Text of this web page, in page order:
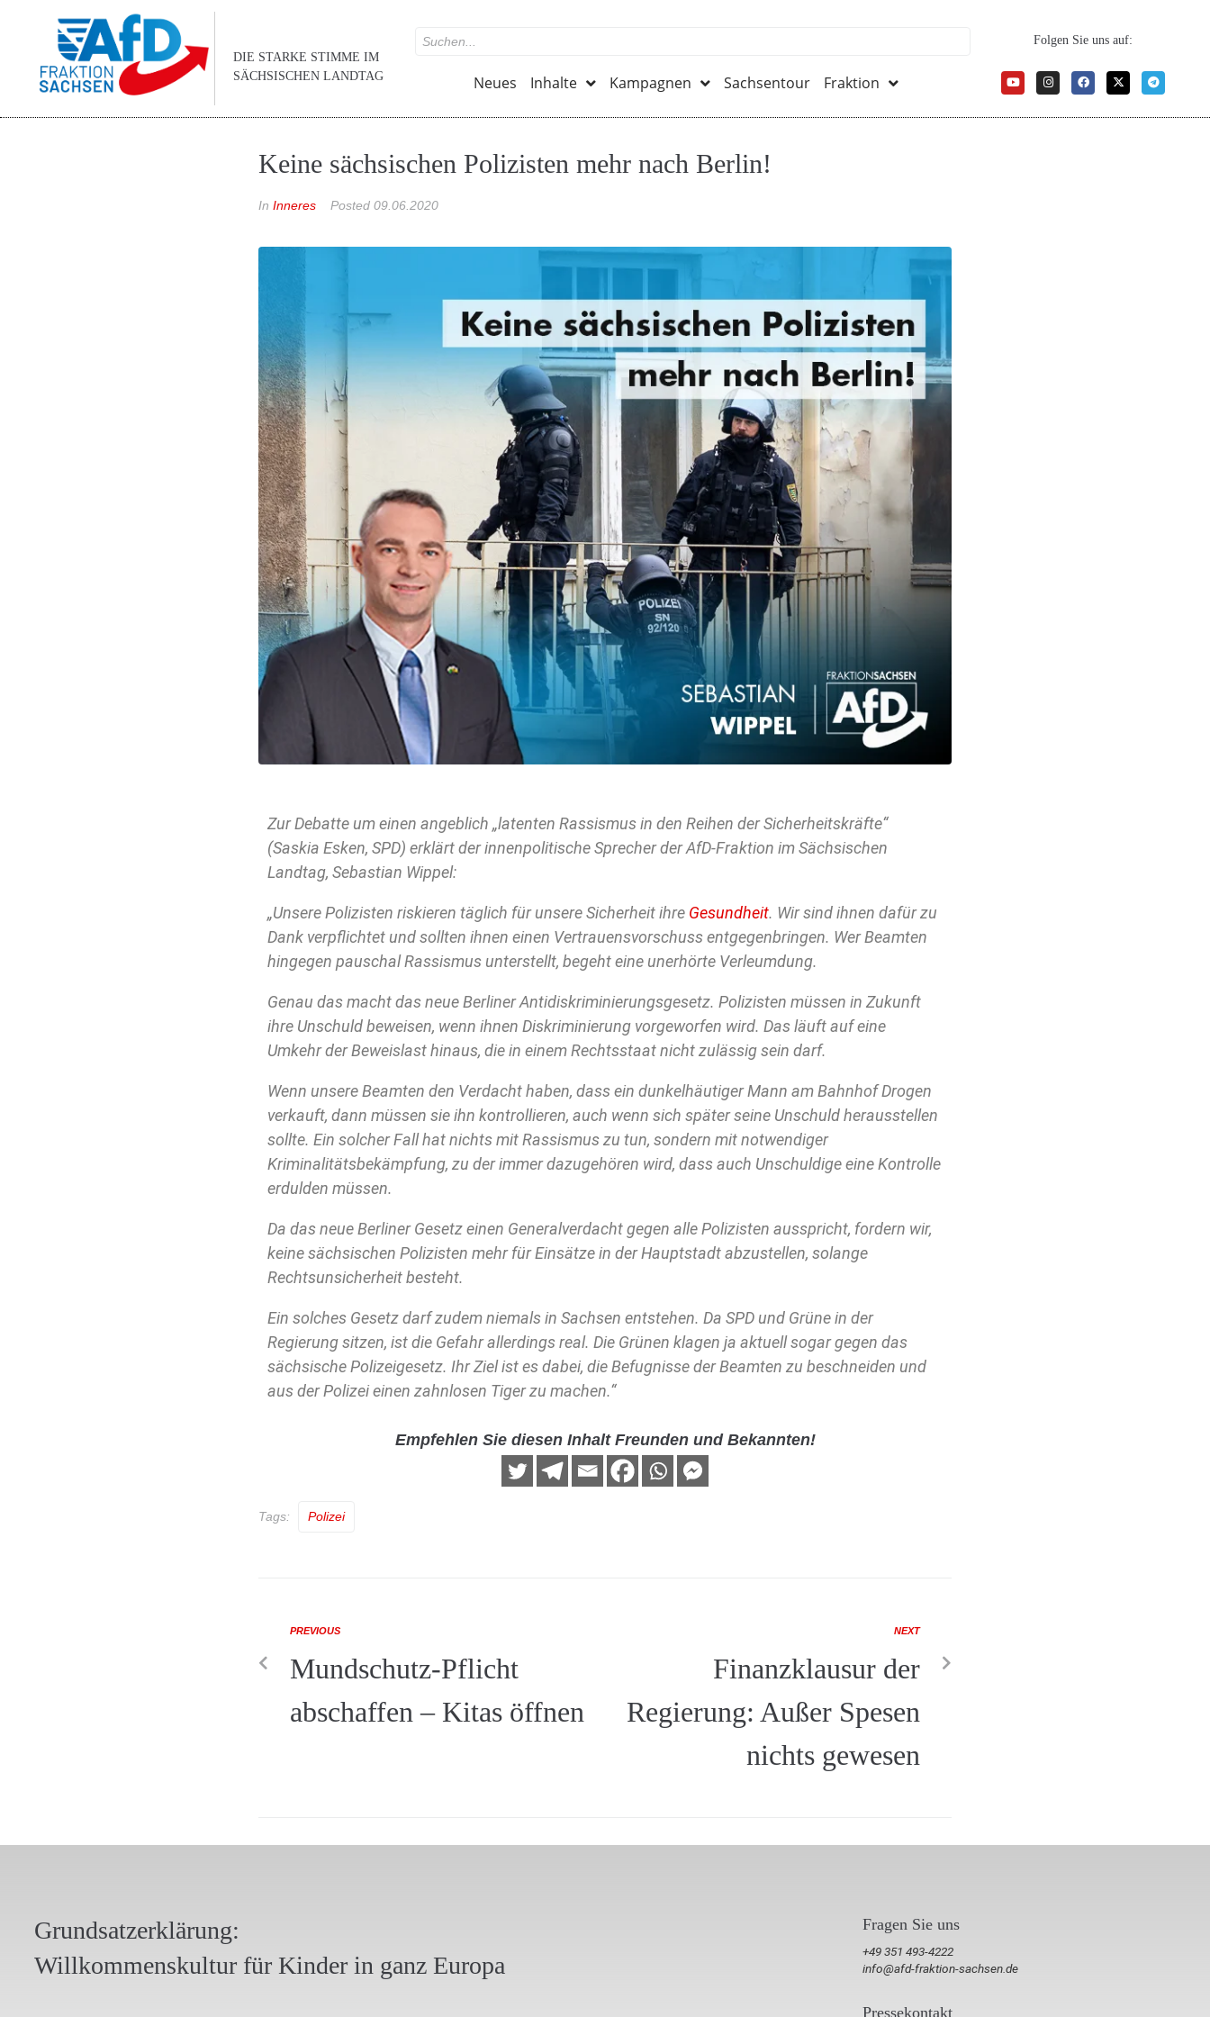
DIE STARKE STIMME IM
SÄCHSISCHEN LANDTAG
Neues Inhalte Kampagnen Sachsentour Fraktion
Folgen Sie uns auf:
Keine sächsischen Polizisten mehr nach Berlin!
In Inneres Posted 09.06.2020
Zur Debatte um einen angeblich „latenten Rassismus in den Reihen der Sicherheitskräfte“
(Saskia Esken, SPD) erklärt der innenpolitische Sprecher der AfD-Fraktion im Sächsischen
Landtag, Sebastian Wippel:
„Unsere Polizisten riskieren täglich für unsere Sicherheit ihre Gesundheit. Wir sind ihnen dafür zu
Dank verpflichtet und sollten ihnen einen Vertrauensvorschuss entgegenbringen. Wer Beamten
hingegen pauschal Rassismus unterstellt, begeht eine unerhörte Verleumdung.
Genau das macht das neue Berliner Antidiskriminierungsgesetz. Polizisten müssen in Zukunft
ihre Unschuld beweisen, wenn ihnen Diskriminierung vorgeworfen wird. Das läuft auf eine
Umkehr der Beweislast hinaus, die in einem Rechtsstaat nicht zulässig sein darf.
Wenn unsere Beamten den Verdacht haben, dass ein dunkelhäutiger Mann am Bahnhof Drogen
verkauft, dann müssen sie ihn kontrollieren, auch wenn sich später seine Unschuld herausstellen
sollte. Ein solcher Fall hat nichts mit Rassismus zu tun, sondern mit notwendiger
Kriminalitätsbekämpfung, zu der immer dazugehören wird, dass auch Unschuldige eine Kontrolle
erdulden müssen.
Da das neue Berliner Gesetz einen Generalverdacht gegen alle Polizisten ausspricht, fordern wir,
keine sächsischen Polizisten mehr für Einsätze in der Hauptstadt abzustellen, solange
Rechtsunsicherheit besteht.
Ein solches Gesetz darf zudem niemals in Sachsen entstehen. Da SPD und Grüne in der
Regierung sitzen, ist die Gefahr allerdings real. Die Grünen klagen ja aktuell sogar gegen das
sächsische Polizeigesetz. Ihr Ziel ist es dabei, die Befugnisse der Beamten zu beschneiden und
aus der Polizei einen zahnlosen Tiger zu machen.“
Empfehlen Sie diesen Inhalt Freunden und Bekannten!
Tags: Polizei
PREVIOUS
Mundschutz-Pflicht
abschaffen – Kitas öffnen
NEXT
Finanzklausur der
Regierung: Außer Spesen
nichts gewesen
Grundsatzerklärung:
Willkommenskultur für Kinder in ganz Europa
Fragen Sie uns
+49 351 493-4222
info@afd-fraktion-sachsen.de
Pressekontakt